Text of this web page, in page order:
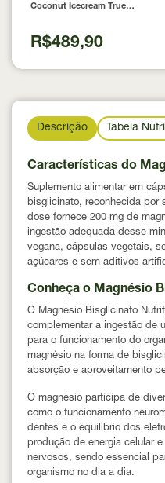
Coconut Icecream True
R$489,90
Descrição Tabela
Características do
Suplemento alimentar em
bisglicinato, reconhecida por
dose fornece 200 mg de
ingestão adequada desse
vegana, cápsulas vegetais,
açúcares e sem aditivos
Conheça o Magnésio
O Magnésio Bisglicinato
complementar a ingestão de
para o funcionamento do
magnésio na forma de
absorção e aproveitamento
O magnésio participa de
como o funcionamento
dentes e o equilíbrio dos
produção de energia celular
nervosos, sendo essencial
organismo no dia a dia.